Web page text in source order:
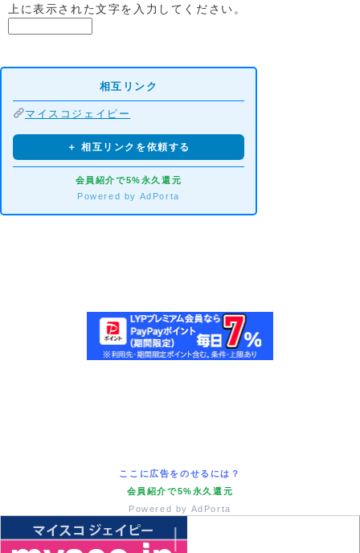
上に表示された文字を入力してください。
相互リンク
マイスコジェイピー
＋ 相互リンクを依頼する
会員紹介で5%永久還元
Powered by AdPorta
ここに広告をのせるには？
会員紹介で5%永久還元
Powered by AdPorta